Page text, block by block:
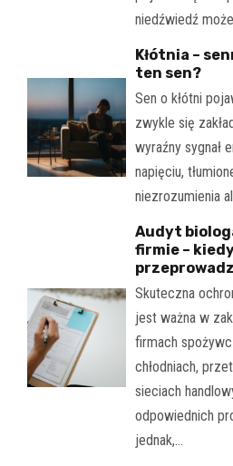
niedźwiedź
Kłótnia –
ten sen?
Sen o kłótni
zwykle się
wyraźny sygnał
napięciu,
niezrozumienia
Audyt
firmie –
Skuteczna
jest ważna w
firmach
chłodniach,
sieciach
odpowiednich
jednak,…